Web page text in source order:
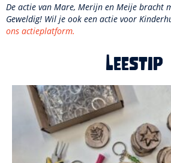
De actie van Mare, Merijn en Meije bracht
Geweldig! Wil je ook een actie voor
ons actieplatform.
Leestip